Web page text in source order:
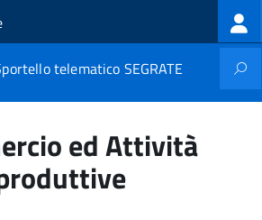
principale
telematico SEGRATE
ed Attività